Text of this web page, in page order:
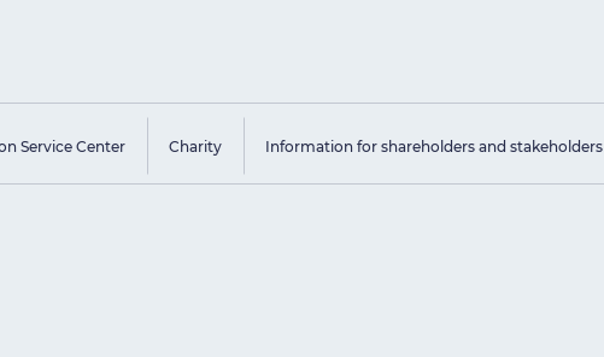
Service Center Charity Information for shareholders and stakeholders